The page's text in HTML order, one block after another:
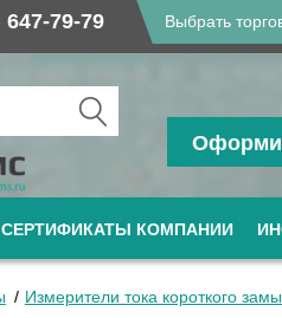
647-79-79 Выбрать
СЕРТИФИКАТЫ КОМПАНИИ
Измерители тока короткого